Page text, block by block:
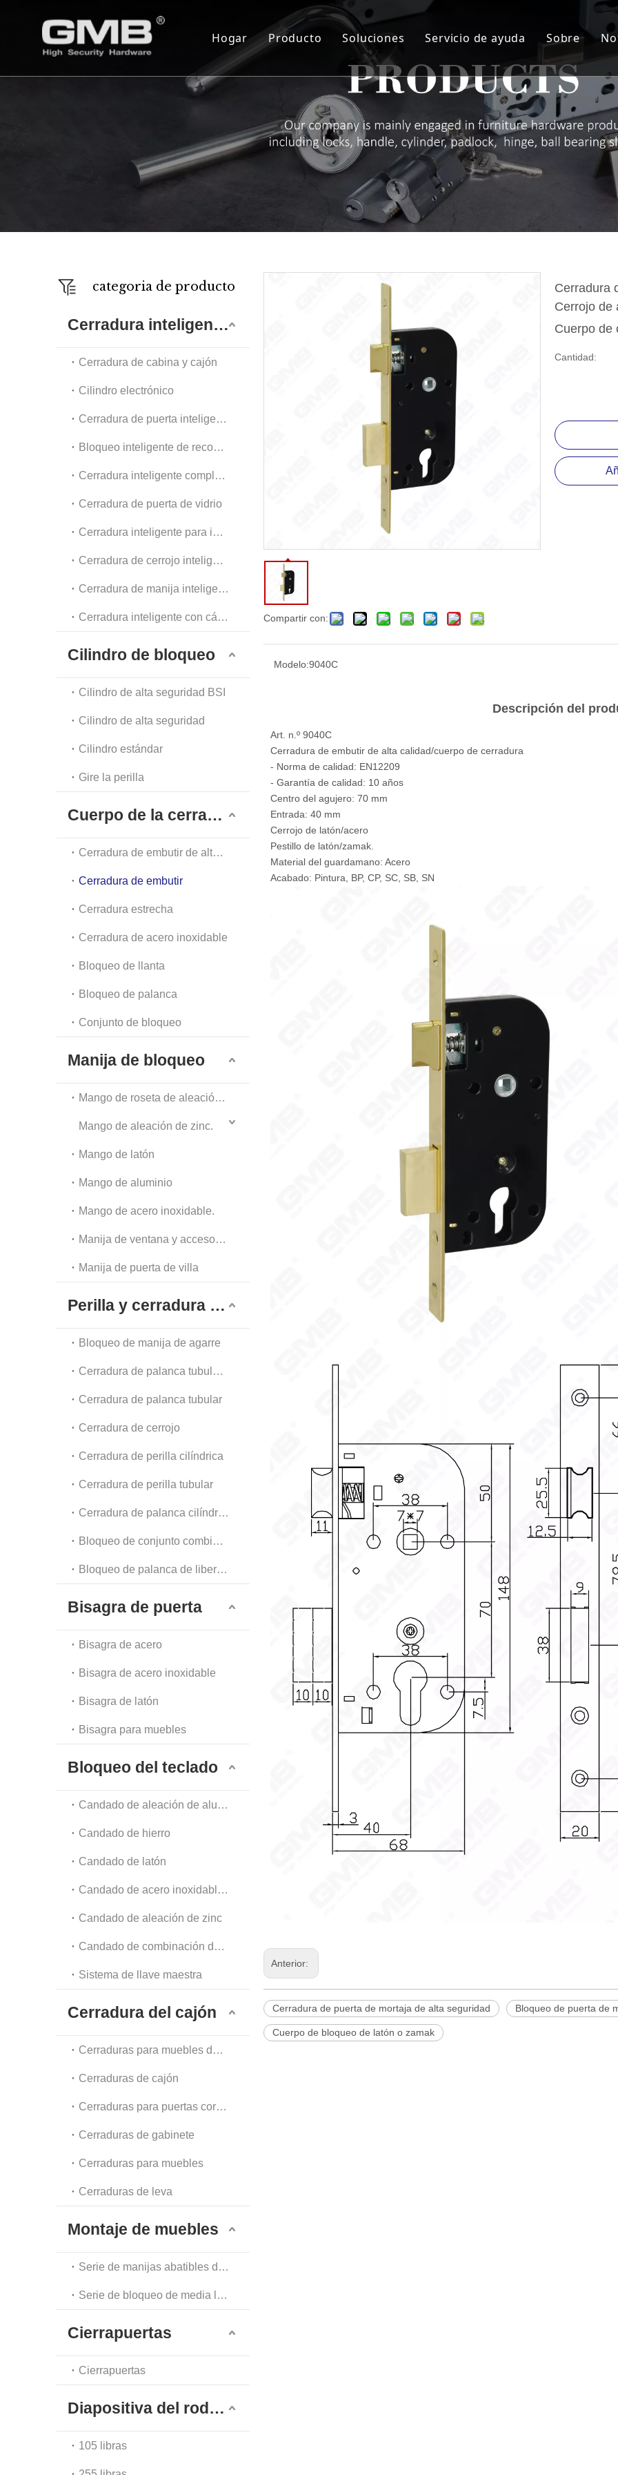
Hogar Producto
Cuerpo de la cerradura
Serie de manija de bloqueo
Bisagra
Bloqueo de almohadilla
Cerradura de cajón
Accesorio de hardware
Soluciones
Solución personalizada
Material de artesanía
Servicio de ayuda
Servicio
I + D + i
QA y QC
Auditoría de proveedores y NDA
ROHS
Sobre
Sobre
Sobre
Sobre
Sobre
Sobre
categoria de producto
Cerradura inteligente digital
Cerradura de cabina y cajón
Cilindro electrónico
Cerradura de puerta inteligente exterior
Bloqueo inteligente de reconocimiento facial
Cerradura inteligente completamente automática
Cerradura de puerta de vidrio
Cerradura inteligente para interiores y apartamentos
Cerradura de cerrojo inteligente
Cerradura de manija inteligente
Cerradura inteligente con cámara
Cilindro de bloqueo
Cilindro de alta seguridad BSI
Cilindro de alta seguridad
Cilindro estándar
Gire la perilla
Cuerpo de la cerradura
Cerradura de embutir de alta seguridad
Cerradura de embutir
Cerradura estrecha
Cerradura de acero inoxidable
Bloqueo de llanta
Bloqueo de palanca
Conjunto de bloqueo
Manija de bloqueo
Mango de roseta de aleación de zinc
Mango de aleación de zinc.
Mango de latón
Mango de aluminio
Mango de acero inoxidable.
Manija de ventana y accesorios
Manija de puerta de villa
Perilla y cerradura tubular
Bloqueo de manija de agarre
Cerradura de palanca tubular de alta resistencia
Cerradura de palanca tubular
Cerradura de cerrojo
Cerradura de perilla cilíndrica
Cerradura de perilla tubular
Cerradura de palanca cilíndrica
Bloqueo de conjunto combinado
Bloqueo de palanca de liberación automática
Bisagra de puerta
Bisagra de acero
Bisagra de acero inoxidable
Bisagra de latón
Bisagra para muebles
Bloqueo del teclado
Candado de aleación de aluminio
Candado de hierro
Candado de latón
Candado de acero inoxidable y acero
Candado de aleación de zinc
Candado de combinación de equipaje y candado de cadena
Sistema de llave maestra
Cerradura del cajón
Cerraduras para muebles de oficina
Cerraduras de cajón
Cerraduras para puertas corredizas de vidrio
Cerraduras de gabinete
Cerraduras para muebles
Cerraduras de leva
Montaje de muebles
Serie de manijas abatibles de un solo punto
Serie de bloqueo de media luna
Cierrapuertas
Cierrapuertas
Diapositiva del rodamiento de bolas
105 libras
Compartir con:
Cerradura
Cerrojo de
Cuerpo de
Cantidad:
Modelo:9040C
Descripción del
Art. n.º 9040C
Cerradura de embutir de alta calidad/cuerpo de cerradura
- Norma de calidad: EN12209
- Garantía de calidad: 10 años
Centro del agujero: 70 mm
Entrada: 40 mm
Cerrojo de latón/acero
Pestillo de latón/zamak.
Material del guardamano: Acero
Acabado: Pintura, BP, CP, SC, SB, SN
Anterior:
Cerradura de puerta de mortaja de alta seguridad Bloqueo de puerta de
Cuerpo de bloqueo de latón o zamak